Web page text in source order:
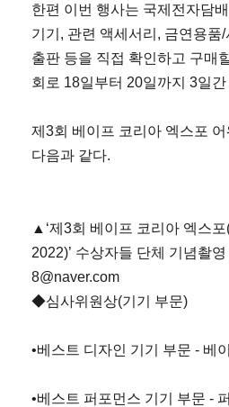
한편 이번 행사는 국제전자담
기기, 관련 액세서리, 금연용품
출판 등을 직접 확인하고 구매
회로 18일부터 20일까지 3일간
제3회 베이프 코리아 엑스포
다음과 같다.
▲‘제3회 베이프 코리아 엑스
2022)’ 수상자들 단체 기념촬
8@naver.com
◆심사위원상(기기 부문)
•베스트 디자인 기기 부문 - 베
•베스트 퍼포먼스 기기 부문 -